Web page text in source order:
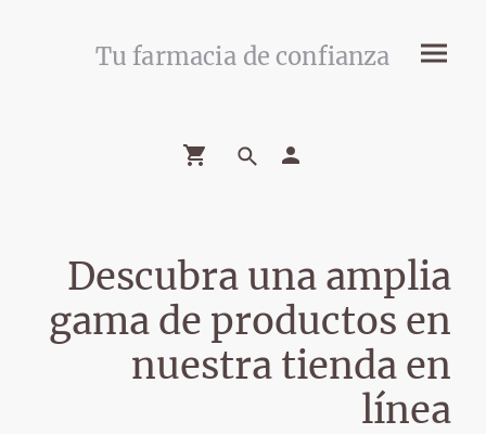
Tu farmacia de confianza
Descubra una amplia
gama de productos en
nuestra tienda en
línea